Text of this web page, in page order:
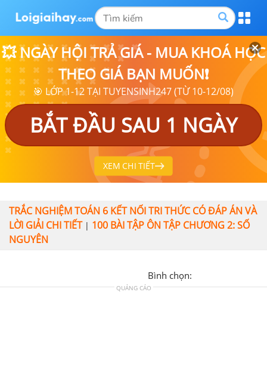
💥 NGÀY HỘI TRẢ GIÁ - MUA KHOÁ HỌC
THEO GIÁ BẠN MUỐN❗
🎯 LỚP 1-12 TẠI TUYENSINH247 (TỪ 10-12/08)
BẮT ĐẦU SAU 1 NGÀY
XEM CHI TIẾT
TRẮC NGHIỆM TOÁN 6 KẾT NỐI TRI THỨC CÓ ĐÁP ÁN VÀ
LỜI GIẢI CHI TIẾT| 100 BÀI TẬP ÔN TẬP CHƯƠNG 2: SỐ
NGUYÊN
Bình chọn:
QUẢNG CÁO